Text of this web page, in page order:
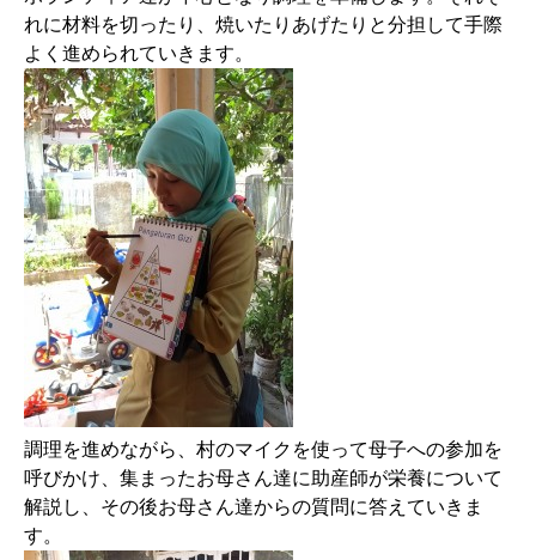
れに材料を切ったり、焼いたりあげたりと分担して手際
よく進められていきます。
調理を進めながら、村のマイクを使って母子への参加を
呼びかけ、集まったお母さん達に助産師が栄養について
解説し、その後お母さん達からの質問に答えていきま
す。